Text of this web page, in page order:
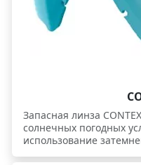
Запасная линза
солнечных погодных
использование